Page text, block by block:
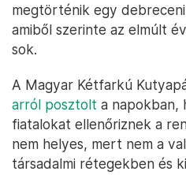
megtörténik egy
amiből szerinte az elmúlt
sok.
A Magyar Kétfarkú
arról posztolt a napokban,
fiatalokat ellenőriznek a
nem helyes, mert nem a
társadalmi rétegekben és